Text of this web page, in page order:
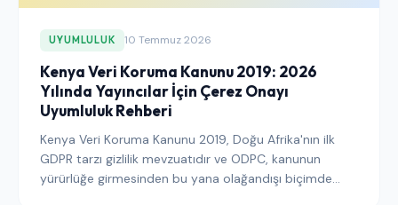
UYUMLULUK 10 Temmuz 2026
Kenya Veri Koruma Kanunu 2019: 2026
Yılında Yayıncılar İçin Çerez Onayı
Uyumluluk Rehberi
Kenya Veri Koruma Kanunu 2019, Doğu Afrika'nın ilk
GDPR tarzı gizlilik mevzuatıdır ve ODPC, kanunun
yürürlüğe girmesinden bu yana olağandışı biçimde